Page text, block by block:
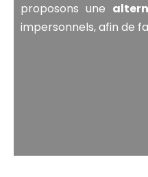
proposons une
impersonnels, afin de